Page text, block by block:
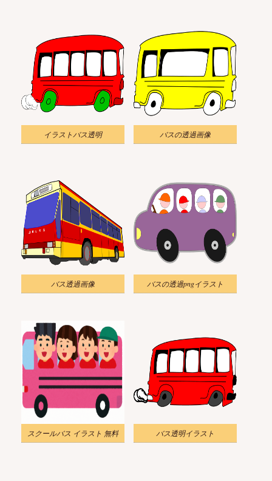
イラストバス透明 バスの透過画像
バス透過画像 バスの透過pngイラスト
スクールバス イラスト 無料 バス透明イラスト